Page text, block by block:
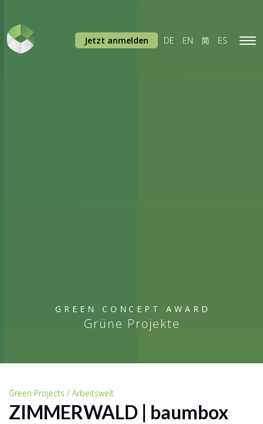
GREEN CONCEPT AWARD
Grüne Projekte
Jetzt anmelden DE EN 简 ES
Green Projects / Arbeitswelt
ZIMMERWALD | baumbox